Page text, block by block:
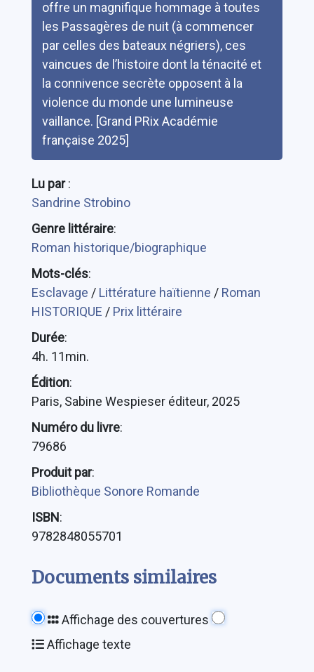
offre un magnifique hommage à toutes
les Passagères de nuit (à commencer
par celles des bateaux négriers), ces
vaincues de l’histoire dont la ténacité et
la connivence secrète opposent à la
violence du monde une lumineuse
vaillance. [Grand PRix Académie
française 2025]
Lu par:
Sandrine Strobino
Genre littéraire:
Roman historique/biographique
Mots-clés:
Esclavage / Littérature haïtienne / Roman
HISTORIQUE / Prix littéraire
Durée:
4h. 11min.
Édition:
Paris, Sabine Wespieser éditeur, 2025
Numéro du livre:
79686
Produit par:
Bibliothèque Sonore Romande
ISBN:
9782848055701
Documents similaires
Affichage des couvertures
Affichage texte